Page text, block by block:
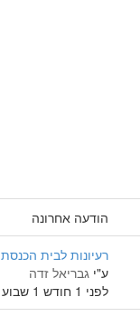
הודעה אחרונה
רעיונות לבית הכנסת
ע"י גבריאל זדה
לפני 1 חודש 1 שבוע